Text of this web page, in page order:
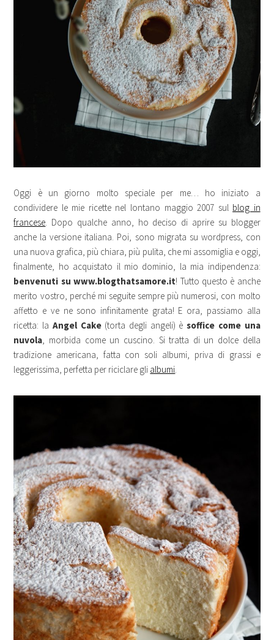
Oggi è un giorno molto speciale per me… ho iniziato a
condividere le mie ricette nel lontano maggio 2007 sul blog in
francese . Dopo qualche anno, ho deciso di aprire su blogger
anche la versione italiana. Poi, sono migrata su wordpress, con
una nuova grafica, più chiara, più pulita, che mi assomiglia e oggi,
finalmente, ho acquistato il mio dominio, la mia indipendenza:
benvenuti su www.blogthatsamore.it! Tutto questo è anche
merito vostro, perché mi seguite sempre più numerosi, con molto
affetto e ve ne sono infinitamente grata! E ora, passiamo alla
ricetta: la Angel Cake(torta degli angeli) èsoffice come una
nuvola , morbida come un cuscino. Si tratta di un dolce della
tradizione americana, fatta con soli albumi, priva di grassi e
leggerissima, perfetta per riciclare gli albumi